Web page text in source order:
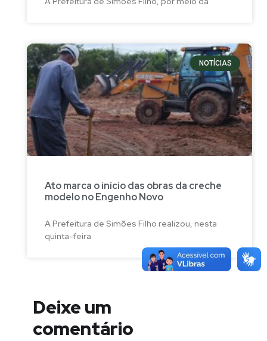
NOTÍCIAS
Ato marca o início das obras da creche
modelo no Engenho Novo
A Prefeitura de Simões Filho realizou, nesta
quinta-feira
Deixe um
comentário